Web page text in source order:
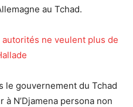
au Tchad.
ne veulent plus de
le gouvernement du Tchad
N’Djamena persona non